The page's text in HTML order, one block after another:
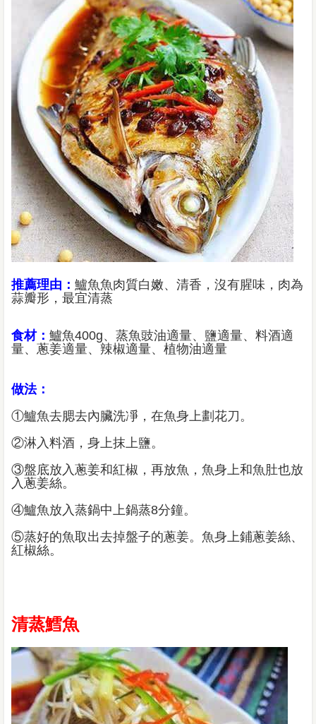
推薦理由： 鱸魚魚肉質白嫩、清香，沒有腥味，肉為
蒜瓣形，最宜清蒸
食材： 鱸魚400g、蒸魚豉油適量、鹽適量、料酒適
量、蔥姜適量、辣椒適量、植物油適量
做法：
①鱸魚去腮去內臟洗凈，在魚身上劃花刀。
②淋入料酒，身上抹上鹽。
③盤底放入蔥姜和紅椒，再放魚，魚身上和魚肚也放
入蔥姜絲。
④鱸魚放入蒸鍋中上鍋蒸8分鐘。
⑤蒸好的魚取出去掉盤子的蔥姜。魚身上鋪蔥姜絲、
紅椒絲。
清蒸鱈魚